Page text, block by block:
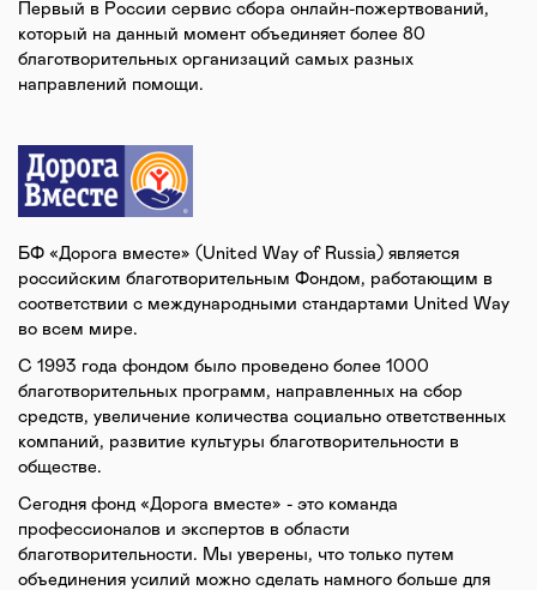
Первый в России сервис сбора онлайн-пожертвований,
который на данный момент объединяет более 80
благотворительных организаций самых разных
направлений помощи.
БФ «Дорога вместе» (United Way of Russia) является
российским благотворительным Фондом, работающим в
соответствии с международными стандартами United Way
во всем мире.
С 1993 года фондом было проведено более 1000
благотворительных программ, направленных на сбор
средств, увеличение количества социально ответственных
компаний, развитие культуры благотворительности в
обществе.
Сегодня фонд «Дорога вместе» - это команда
профессионалов и экспертов в области
благотворительности. Мы уверены, что только путем
объединения усилий можно сделать намного больше для